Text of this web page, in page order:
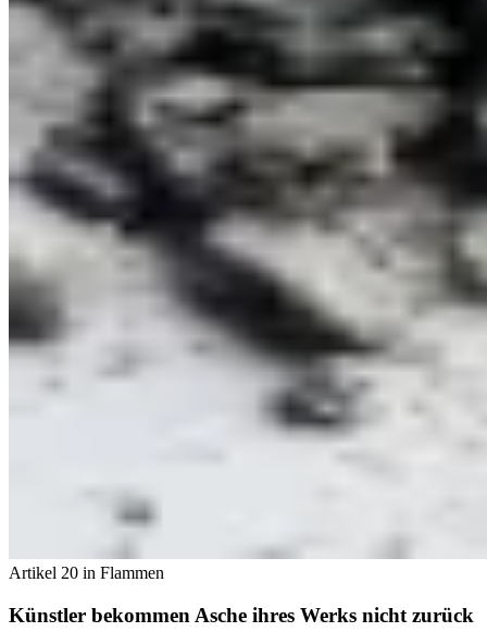
Artikel 20 in Flammen
Künstler bekommen Asche ihres Werks nicht zurück